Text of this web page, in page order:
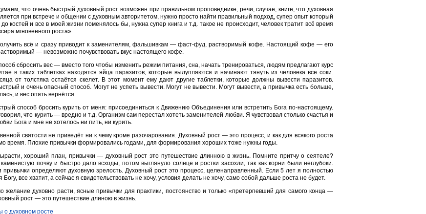
что очень быстрый духовный рост возможен при правильном проповеднике, речи, случае, книге, что духовная
при встрече и общении с духовным авторитетом, нужно просто найти правильный подход, супер опыт который
костей и все в моей жизни поменялось бы, нужна супер книга и т.д. такое не происходит, человек тратит всё время
мгновенного роста».
всё и сразу приводит к заменителям, фальшивкам — фаст-фуд, растворимый кофе. Настоящий кофе — его
— невозможно почувствовать вкус настоящего кофе.
сбросить вес — вместо того чтобы изменить режим питания, сна, начать тренироваться, людям предлагают курс
в таких таблетках находятся яйца паразитов, которые вылупляются и начинают тянуть из человека все соки.
от толстяка остаётся скелет. В этот момент ему дают другие таблетки, которые должны вывести паразитов.
и очень опасный способ. Могут не успеть вывести. Могут не вывести. Могут вывести, а привычка есть больше,
и вес опять вернётся.
способ бросить курить от меня: присоединиться к Движению Объединения или встретить Бога по-настоящему.
что курить — вредно и т.д. Организм сам перестал хотеть заменителей любви. Я чувствовал столько счастья и
Бога и мне не хотелось ни пить, ни курить.
святости не приведёт ни к чему кроме разочарования. Духовный рост — это процесс, и как для всякого роста
время. Плохие привычки формировались годами, для формирования хороших тоже нужны годы.
хороший план, привычки — духовный рост это путешествие длинною в жизнь. Помните притчу о сеятеле?
почву и быстро дало всходы, потом выглянуло солнце и ростки засохли, так как корни были неглубоки.
привычки определяют духовную зрелость. Духовный рост это процесс, целенаправленный. Если 5 лет я полностью
все хватит, а сейчас я свидетельствовать не хочу, условия делать не хочу, само собой дальше роста не будет.
желание духовно расти, ясные привычки для практики, постоянство и только «претерпевший для самого конца —
рост — это путешествие длиною в жизнь.